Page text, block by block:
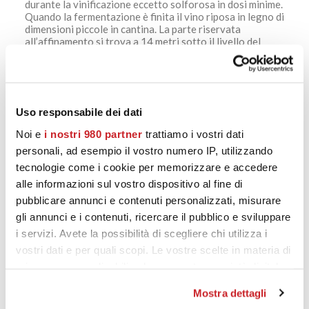
Uso responsabile dei dati
Noi e i nostri 980 partner trattiamo i vostri dati
personali, ad esempio il vostro numero IP, utilizzando
tecnologie come i cookie per memorizzare e accedere
alle informazioni sul vostro dispositivo al fine di
pubblicare annunci e contenuti personalizzati, misurare
gli annunci e i contenuti, ricercare il pubblico e sviluppare
i servizi. Avete la possibilità di scegliere chi utilizza i
vostri dati e per quali scopi. Le vostre scelte in materia di
modificare o revocare il proprio consenso in qualsiasi
Mostra dettagli
durante la vinificazione eccetto solforosa in dosi minime.
Quando la fermentazione è finita il vino riposa in legno di
dimensioni piccole in cantina. La parte riservata
all’affinamento si trova a 14 metri sotto il livello del
terreno in modo che la temperatura sia naturalmente
PRODOTTI CORRELATI